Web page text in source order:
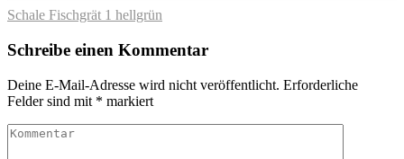
Schale Fischgrät 1 hellgrün
Schreibe einen Kommentar
Deine E-Mail-Adresse wird nicht veröffentlicht. Erforderliche
Felder sind mit * markiert